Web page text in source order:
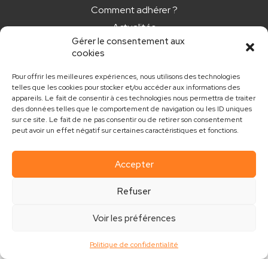
Gérer le consentement aux
cookies
Pour offrir les meilleures expériences, nous utilisons des technologies
telles que les cookies pour stocker et/ou accéder aux informations des
appareils. Le fait de consentir à ces technologies nous permettra de traiter
des données telles que le comportement de navigation ou les ID uniques
sur ce site. Le fait de ne pas consentir ou de retirer son consentement
peut avoir un effet négatif sur certaines caractéristiques et fonctions.
Accepter
Refuser
Voir les préférences
Politique de confidentialité
Comment adhérer ?
Actualités
Nos newsletters
CONTACT
contact@club.immo
Mentions légales
Réalisé par MouvementCom